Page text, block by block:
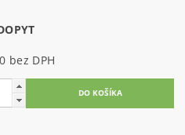
€8,30 bez DPH